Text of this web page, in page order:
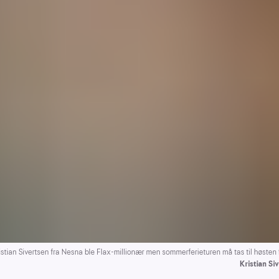
Sivertsen fra Nesna ble Flax-millionær men sommerferieturen må tas til høsten
Kristian